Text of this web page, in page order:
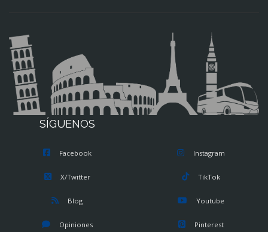
SÍGUENOS
Facebook
X/Twitter
Blog
Opiniones
Instagram
TikTok
Youtube
Pinterest